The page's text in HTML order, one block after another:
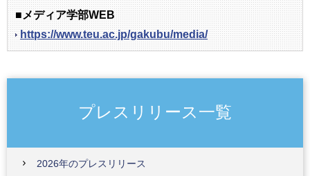
■メディア学部WEB
https://www.teu.ac.jp/gakubu/media/
プレスリリース一覧
2026年のプレスリリース